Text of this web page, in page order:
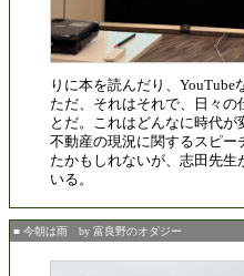
りに本を読んだり、YouTube
ただ、それはそれで、日々
とだ。これはどんなに時代が
不動産の現況に関するスピー
たかもしれないが、志田先
いる。
■ 今朝は雨 by 富良野のオダジー